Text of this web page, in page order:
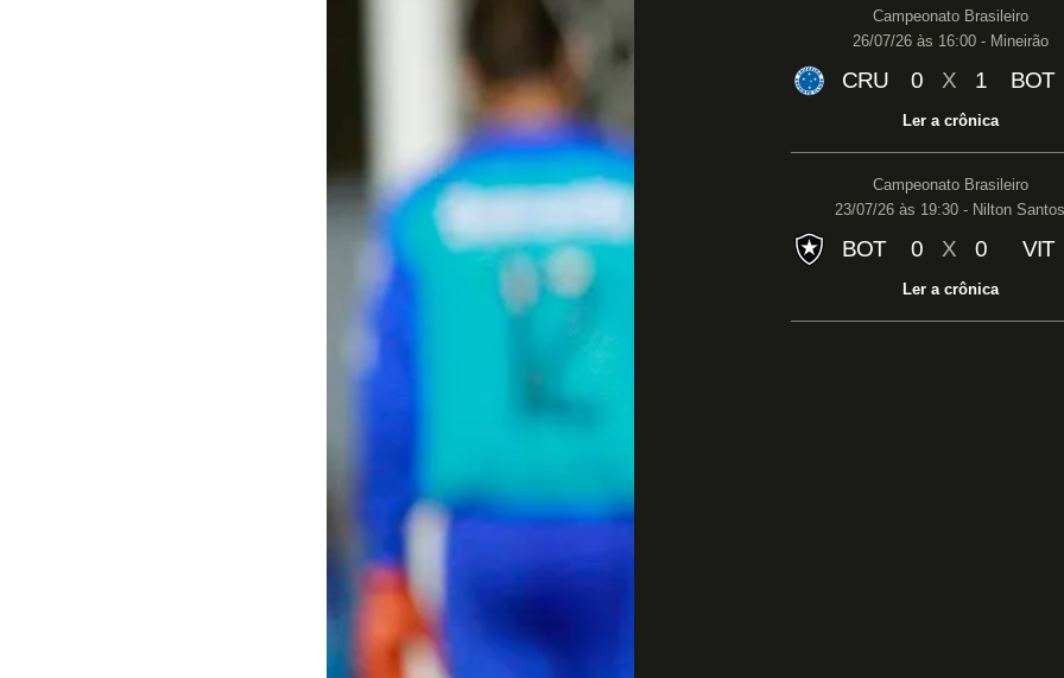
Campeonato Brasileiro
26/07/26 às 16:00 - Mineirão
CRU 0 X 1 BOT
Ler a crônica
Campeonato Brasileiro
23/07/26 às 19:30 - Nilton Santos
BOT 0 X 0 VIT
Ler a crônica